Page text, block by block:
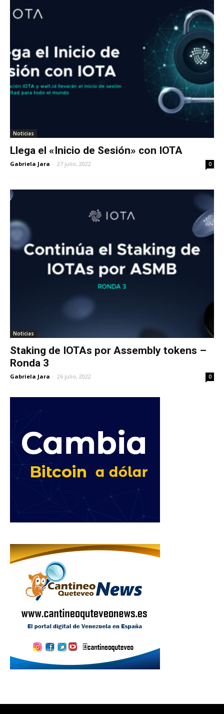
Noticias
Llega el «Inicio de Sesión» con IOTA
Gabriela Jara - 27 julio, 2022 0
Noticias
Staking de IOTAs por Assembly tokens –
Ronda 3
Gabriela Jara - 26 julio, 2022 0